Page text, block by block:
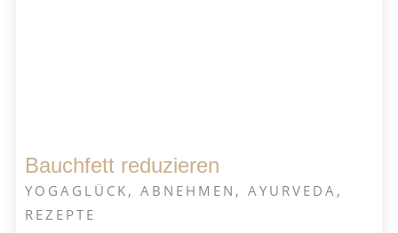
Bauchfett reduzieren
YOGAGLÜCK , ABNEHMEN , AYURVEDA ,
REZEPTE